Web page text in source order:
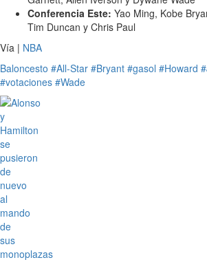
Conferencia Este: Yao Ming, Kobe
Tim Duncan y Chris Paul
Vía | NBA
Baloncesto #All-Star #Bryant #gasol #Howard
#votaciones #Wade